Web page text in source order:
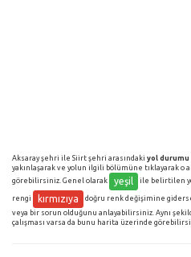
Aksaray şehri ile Siirt şehri arasındaki yol durumu
yakınlaşarak ve yolun ilgili bölümüne tıklayarak o
görebilirsiniz. Genel olarak
yeşil ile belirtilen
rengi kırmızıya
doğru renk değişimine giderse
veya bir sorun olduğunu anlayabilirsiniz. Aynı
çalışması varsa da bunu harita üzerinde